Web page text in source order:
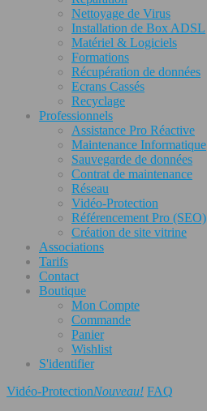
Nettoyage de Virus
Installation de Box ADSL
Matériel & Logiciels
Formations
Récupération de données
Ecrans Cassés
Recyclage
Professionnels
Assistance Pro Réactive
Maintenance Informatique
Sauvegarde de données
Contrat de maintenance
Réseau
Vidéo-Protection
Référencement Pro (SEO)
Création de site vitrine
Associations
Tarifs
Contact
Boutique
Mon Compte
Commande
Panier
Wishlist
S'identifier
Vidéo-ProtectionNouveau! FAQ